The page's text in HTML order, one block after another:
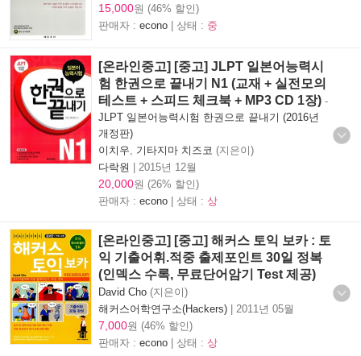
15,000원 (46% 할인)
판매자 : econo | 상태 : 중
[온라인중고] [중고] JLPT 일본어능력시
험 한권으로 끝내기 N1 (교재 + 실전모의
테스트 + 스피드 체크북 + MP3 CD 1장) -
JLPT 일본어능력시험 한권으로 끝내기 (2016년
개정판)
이치우
기타지마 치즈코 (지은이)
다락원 | 2015년 12월
20,000원 (26% 할인)
판매자 : econo | 상태 : 상
[온라인중고] [중고] 해커스 토익 보카 : 토
익 기출어휘.적중 출제포인트 30일 정복
(인덱스 수록, 무료단어암기 Test 제공)
David Cho (지은이)
해커스어학연구소(Hackers) | 2011년 05월
7,000원 (46% 할인)
판매자 : econo | 상태 : 상